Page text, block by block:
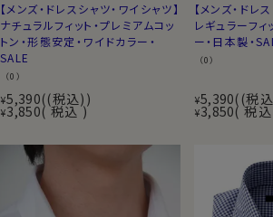
【メンズ・ドレスシャツ・ワイシャツ】
ナチュラルフィット・プレミアムコッ
トン・形態安定・ワイドカラー・
SALE
（0）
¥5,390 (税込)
¥3,850 税込
【メンズ・ドレ
レギュラーフィ
ー・日本製・
（0）
¥5,390 (税
¥3,850 税込